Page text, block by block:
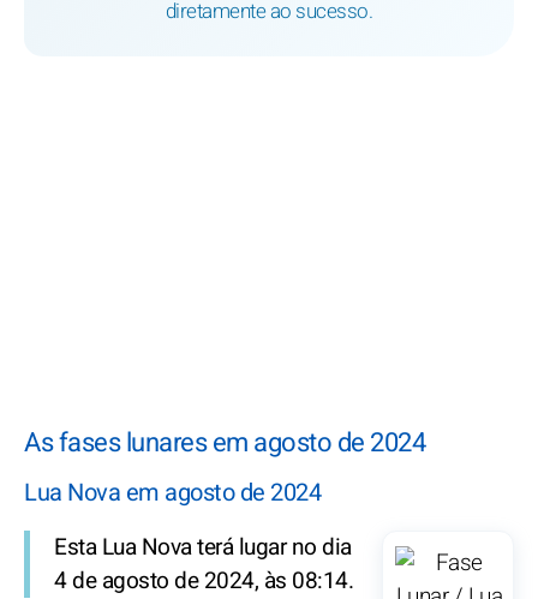
diretamente ao sucesso.
As fases lunares em agosto de 2024
Lua Nova em agosto de 2024
Esta Lua Nova terá lugar no dia
4 de agosto de 2024, às 08:14.